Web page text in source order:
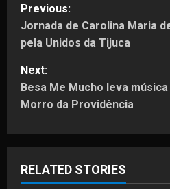
o
s
t
a
v
Previous:
Jornada de Carolina Maria
pela Unidos da Tijuca
Next:
Besa Me Mucho leva
Morro da Providência
RELATED STORIES